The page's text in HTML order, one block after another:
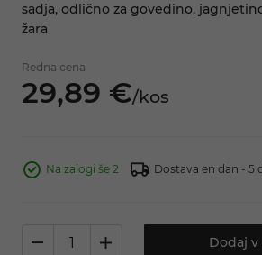
sadja, odlično za govedino,
žara
Redna cena
29,89 €/kos
Na zalogi še 2 Dostava en dan - 5
Dodaj v